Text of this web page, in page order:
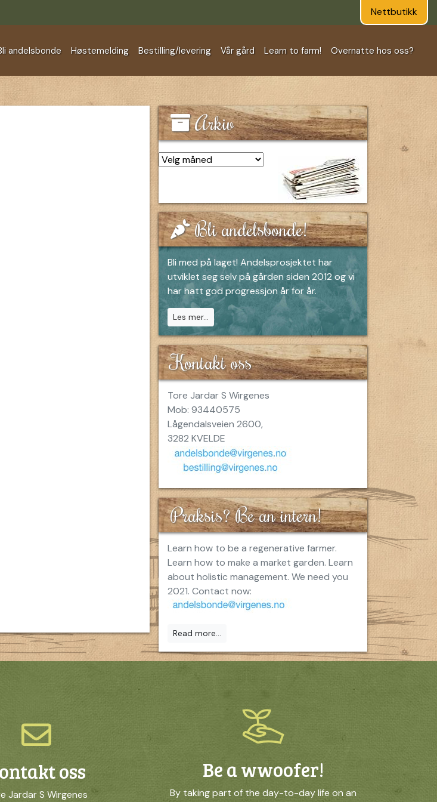
Nettbutikk
andelsbonde Høstemelding Bestilling/levering Vår gård Learn to farm! Overnatte hos oss?
Arkiv
Bli andelsbonde!
Bli med på laget! Andelsprosjektet har
utviklet seg selv på gården siden 2012 og vi
har hatt god progressjon år for år.
Les mer...
Kontakt oss
Tore Jardar S Wirgenes
Mob: 93440575
Lågendalsveien 2600,
3282 KVELDE
Praksis? Be an intern!
Learn how to be a regenerative farmer.
Learn how to make a market garden. Learn
about holistic management. We need you
2021. Contact now:
Read more...
oss
Jardar S Wirgenes
Be a wwoofer!
By taking part of the day-to-day life on an